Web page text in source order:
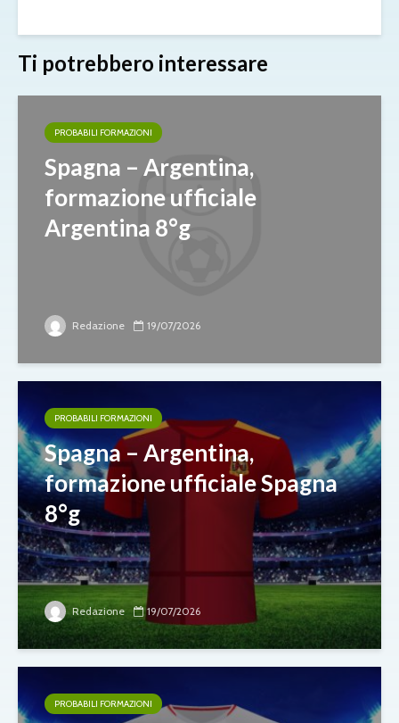
Ti potrebbero interessare
PROBABILI FORMAZIONI
Spagna – Argentina,
formazione ufficiale
Argentina 8°g
Redazione 19/07/2026
PROBABILI FORMAZIONI
Spagna – Argentina,
formazione ufficiale Spagna
8°g
Redazione 19/07/2026
PROBABILI FORMAZIONI